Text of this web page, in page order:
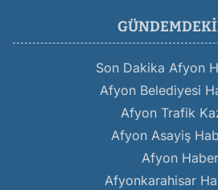
Son Dakika Afyon
Afyon Belediyesi
Afyon Trafik
Afyon Asayiş
Afyon Haber
Afyonkarahisar